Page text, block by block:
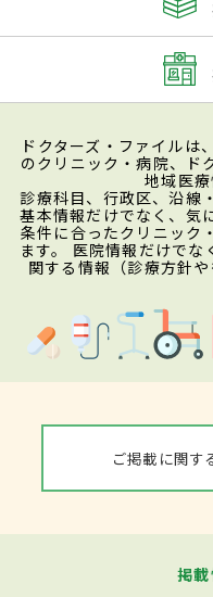
ドクターズ・ファイルは
のクリニック・病院、ド
地域医療
診療科目、行政区、沿線
基本情報だけでなく、気
条件に合ったクリニック
ます。 医院情報だけでな
関する情報（診療方針
ご掲載に関す
掲